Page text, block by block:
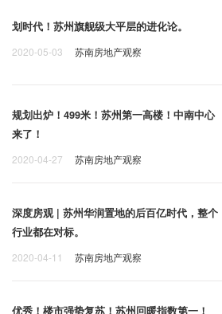
划时代！苏州旗舰级大平层的进化论。
2020-05-03 苏南房地产观察
规划出炉！499米！苏州第一高楼！中南中心
来了！
2020-04-27 苏南房地产观察
深度房观 | 苏州华润置地的后百亿时代，整个
行业都在对标。
2020-04-11 苏南房地产观察
优秀！楼市强势复苏！苏州回暖指数第一！